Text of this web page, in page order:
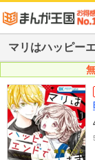
マリはハッピー